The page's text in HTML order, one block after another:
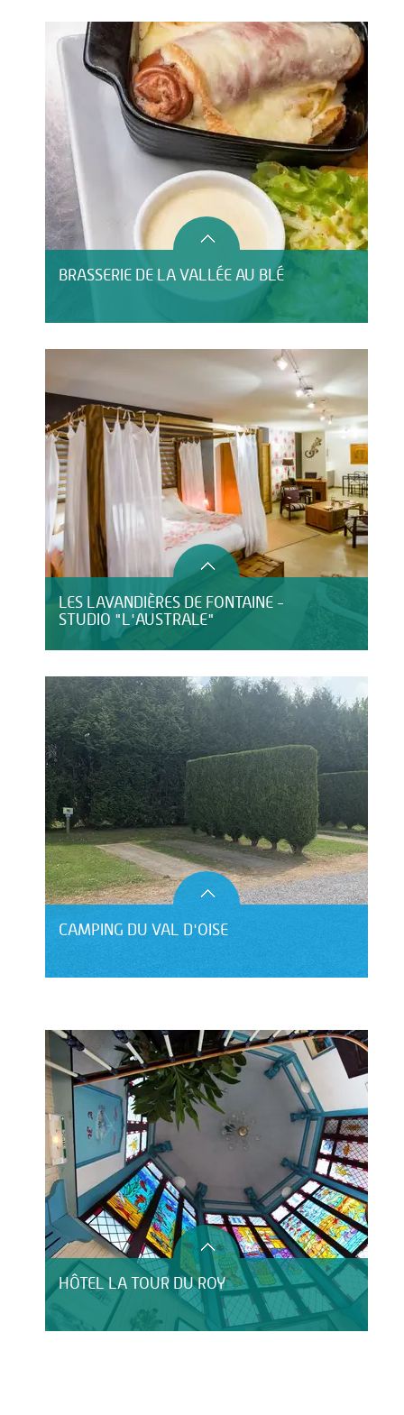
BRASSERIE DE LA VALLÉE AU BLÉ
LES LAVANDIÈRES DE FONTAINE -
STUDIO "L'AUSTRALE"
CAMPING DU VAL D'OISE
LE DOMAINE DE BLANGY
HÔTEL LA TOUR DU ROY